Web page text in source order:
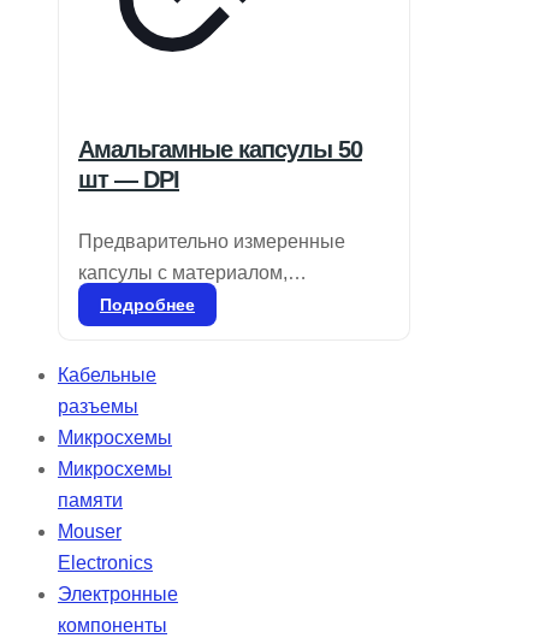
Амальгамные капсулы 50
шт — DPI
Предварительно измеренные
капсулы с материалом,
свободным от гамма-2 и ртути
предназначены для смешивания
в специальном смесителе.
Применяются для всех видов
реставраций боковых зубов и
ситуаций, где эстетика не
является приоритетной. Удобны в
использовании благодаря
цветовой маркировке и
предварительной дозировке.
Подробнее
Кабельные
разъемы
Микросхемы
Микросхемы
памяти
Mouser
Electronics
Электронные
компоненты